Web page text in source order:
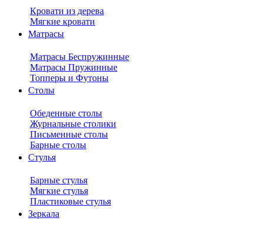
Кровати из дерева
Мягкие кровати
Матрасы
Матрасы Беспружинные
Матрасы Пружинные
Топперы и Футоны
Столы
Обеденные столы
Журнальные столики
Письменные столы
Барные столы
Стулья
Барные стулья
Мягкие стулья
Пластиковые стулья
Зеркала